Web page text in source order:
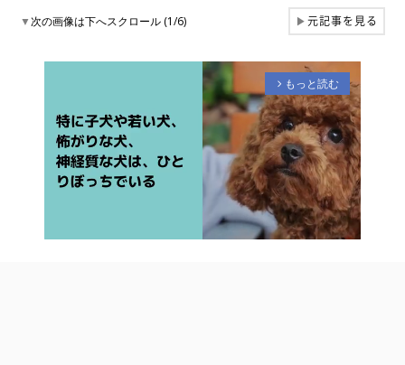
▼次の画像は下へスクロール (1/6) ▶元記事を見る
arrow_forward_ios もっと読む